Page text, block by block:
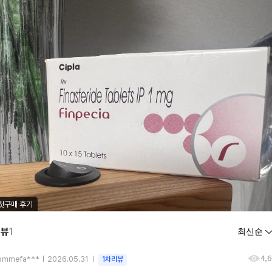
구매 후기
1
2026.05.31 1차리뷰